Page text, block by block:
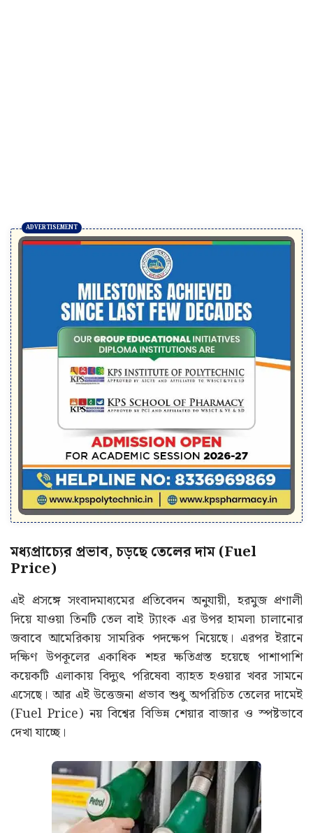
মধ্যপ্রাচ্যের প্রভাব, চড়ছে তেলের দাম (Fuel
Price)
এই প্রসঙ্গে সংবাদমাধ্যমের প্রতিবেদন অনুযায়ী, হরমুজ প্রণালী
দিয়ে যাওয়া তিনটি তেল বাই ট্যাংক এর উপর হামলা চালানোর
জবাবে আমেরিকায় সামরিক পদক্ষেপ নিয়েছে। এরপর ইরানে
দক্ষিণ উপকূলের একাধিক শহর ক্ষতিগ্রস্ত হয়েছে পাশাপাশি
কয়েকটি এলাকায় বিদ্যুৎ পরিষেবা ব্যাহত হওয়ার খবর সামনে
এসেছে। আর এই উত্তেজনা প্রভাব শুধু অপরিচিত তেলের দামেই
(Fuel Price) নয় বিশ্বের বিভিন্ন শেয়ার বাজার ও স্পষ্টভাবে
দেখা যাচ্ছে।